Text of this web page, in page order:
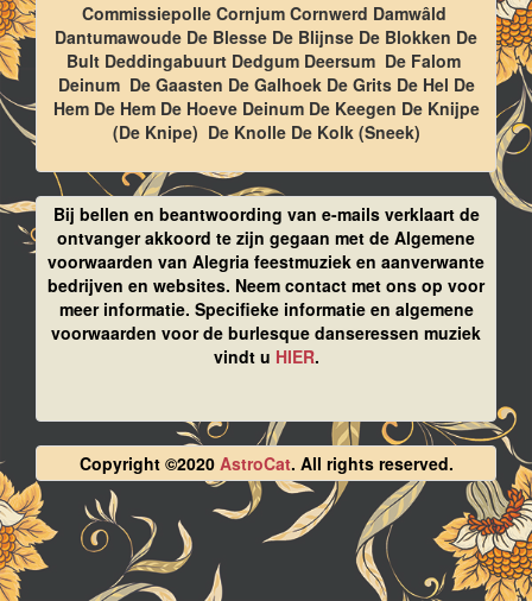
Commissiepolle Cornjum Cornwerd Damwâld
Dantumawoude De Blesse De Blijnse De Blokken De
Bult Deddingabuurt Dedgum Deersum De Falom
Deinum De Gaasten De Galhoek De Grits De Hel De
Hem De Hem De Hoeve Deinum De Keegen De Knijpe
(De Knipe) De Knolle De Kolk (Sneek)
Bij bellen en beantwoording van e-mails verklaart de
ontvanger akkoord te zijn gegaan met de Algemene
voorwaarden van Alegria feestmuziek en aanverwante
bedrijven en websites. Neem contact met ons op voor
meer informatie. Specifieke informatie en algemene
voorwaarden voor de burlesque danseressen muziek
vindt u HIER.
Copyright ©2020 AstroCat. All rights reserved.